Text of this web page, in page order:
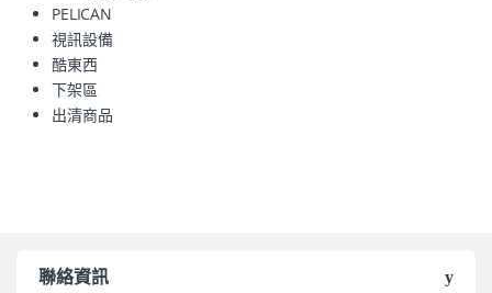
PELICAN
視訊設備
酷東西
下架區
出清商品
聯絡資訊